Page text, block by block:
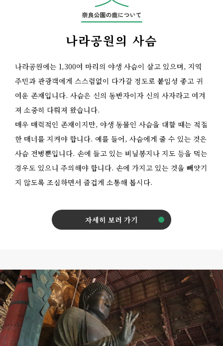
나라공원의 사슴
나라공원에는 1,300여 마리의 야생 사슴이 살고 있으며, 지역
주민과 관광객에게 스스럼없이 다가갈 정도로 붙임성 좋고 귀
여운 존재입니다. 사슴은 신의 동반자이자 신의 사자라고 여겨
져 소중히 다뤄져 왔습니다.
매우 매력적인 존재이지만, 야생 동물인 사슴을 대할 때는 적절
한 매너를 지켜야 합니다. 예를 들어, 사슴에게 줄 수 있는 것은
사슴 전병뿐입니다. 손에 들고 있는 비닐봉지나 지도 등을 먹는
경우도 있으니 주의해야 합니다. 손에 가지고 있는 것을 빼앗기
지 않도록 조심하면서 즐겁게 소통해 봅시다.
자세히 보러 가기